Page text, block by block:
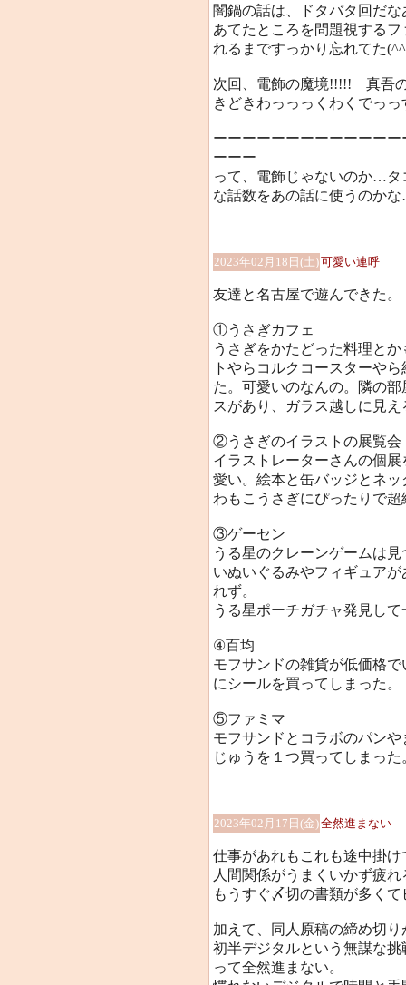
闇鍋の話は、ドタバタ回だ
あてたところを問題視する
れるまですっかり忘れてた
次回、電飾の魔境!!!!! 真吾
きどきわっっっくわくでっっ
ーーーーーーーーーーーー
ーーー
って、電飾じゃないのか…
な話数をあの話に使うのか
2023年02月18日(土)可愛い連呼
友達と名古屋で遊んできた。
①うさぎカフェ
うさぎをかたどった料理と
トやらコルクコースターや
た。可愛いのなんの。隣の
スがあり、ガラス越しに見
②うさぎのイラストの展覧会
イラストレーターさんの個
愛い。絵本と缶バッジとネ
わもこうさぎにぴったりで
③ゲーセン
うる星のクレーンゲームは
いぬいぐるみやフィギュア
れず。
うる星ポーチガチャ発見し
④百均
モフサンドの雑貨が低価格
にシールを買ってしまった。
⑤ファミマ
モフサンドとコラボのパン
じゅうを１つ買ってしまった
2023年02月17日(金)全然進まない
仕事があれもこれも途中掛
人間関係がうまくいかず疲れ
もうすぐ〆切の書類が多くて
加えて、同人原稿の締め切
初半デジタルという無謀な
って全然進まない。